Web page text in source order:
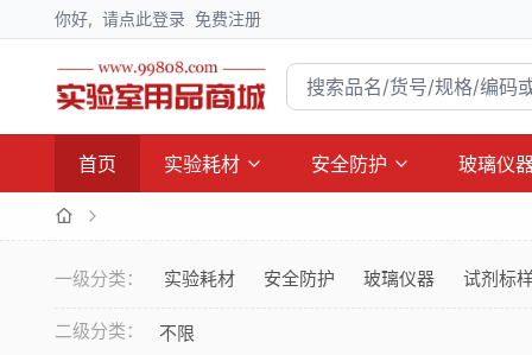
你好, 请点此登录 免费注册
首页 实验耗材 安全防护 玻璃仪
一级分类： 实验耗材 安全防护 玻璃仪器 试剂标
二级分类： 不限